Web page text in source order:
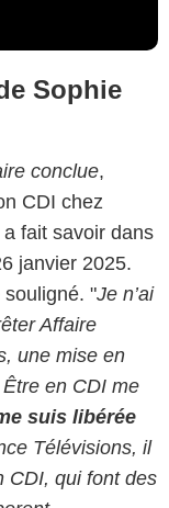
Sophie
conclue,
CDI chez
a fait savoir dans
janvier 2025.
souligné. "Je n’ai
Affaire
une mise en
en CDI me
suis libérée
Télévisions, il
CDI, qui font des